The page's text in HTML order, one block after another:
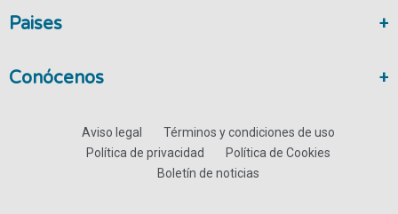
Paises
Conócenos
Aviso legal
Términos y condiciones de uso
Política de privacidad
Política de Cookies
Boletín de noticias